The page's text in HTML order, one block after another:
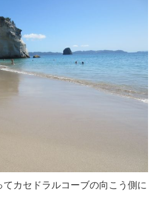
カセドラルコーブの向こう側に